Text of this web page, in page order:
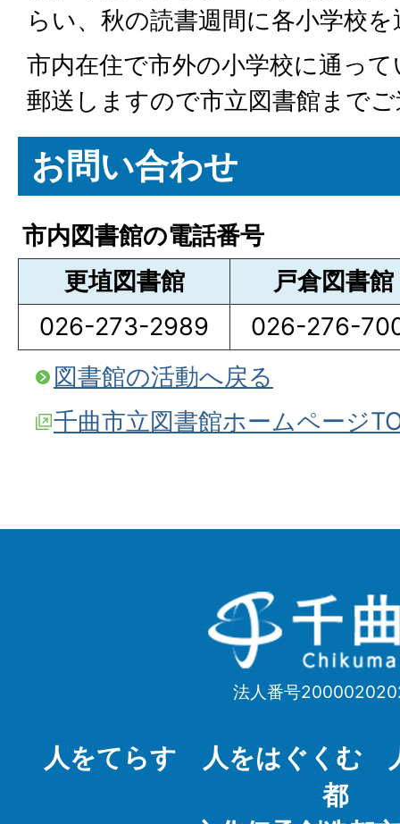
らい、秋の読書週間に各小学校
市内在住で市外の小学校に通っ
郵送しますので市立図書館まで
お問い合わせ
市内図書館の電話番号
更埴図書館
戸倉図書館
026-273-2989
026-276-
図書館の活動へ戻る
千曲市立図書館ホームページ
千
曲
Chikuma
法人番号
人をてらす 人をはぐくむ
都